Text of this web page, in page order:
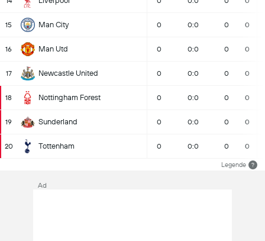
15 Man City 0 0:0 0 0
16 Man Utd 0 0:0 0 0
17 Newcastle United 0 0:0 0 0
18 Nottingham Forest 0 0:0 0 0
19 Sunderland 0 0:0 0 0
20 Tottenham 0 0:0 0 0
Legende ?
Ad